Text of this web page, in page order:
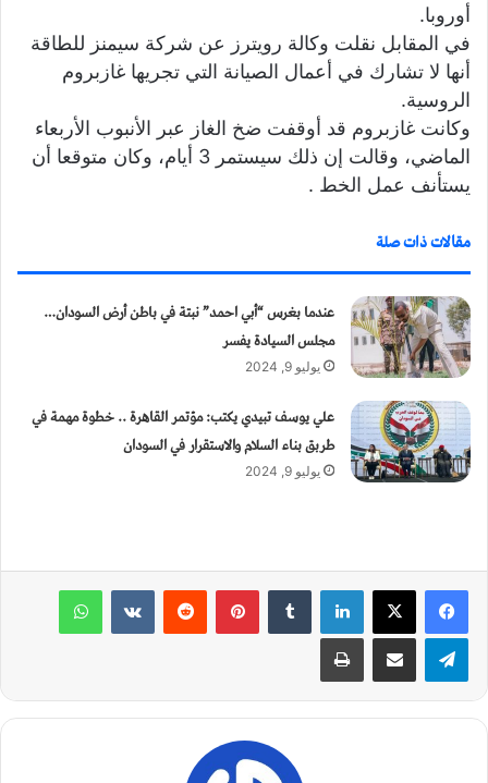
أوروبا.
في المقابل نقلت وكالة رويترز عن شركة سيمنز للطاقة
أنها لا تشارك في أعمال الصيانة التي تجريها غازبروم
الروسية.
وكانت غازبروم قد أوقفت ضخ الغاز عبر الأنبوب الأربعاء
الماضي، وقالت إن ذلك سيستمر 3 أيام، وكان متوقعا أن
يستأنف عمل الخط .
مقالات ذات صلة
عندما بغرس “أبي احمد” نبتة في باطن أرض السودان…
مجلس السيادة يفسر
يوليو 9, 2024
علي يوسف تبيدي يكتب: مؤتمر القاهرة .. خطوة مهمة في
طربق بناء السلام والاستقرار في السودان
يوليو 9, 2024
لينكدإن بينتيريست